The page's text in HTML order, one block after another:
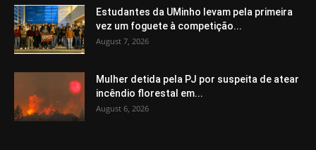
Estudantes da UMinho levam pela primeira
vez um foguete à competição...
August 7, 2026
Mulher detida pela PJ por suspeita de atear
incêndio florestal em...
August 6, 2026